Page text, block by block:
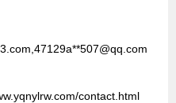
,47129a**507@qq.com
contact.html